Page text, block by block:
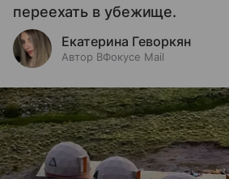
переехать в убежище.
Екатерина Геворкян
Автор ВФокусе Mail